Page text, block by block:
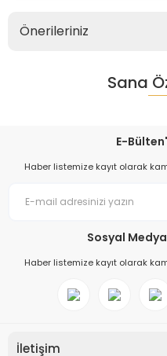
Önerileriniz
Sana
E-
Haber listemize kayıt olarak
Sosyal
Haber listemize kayıt olarak
İletişim